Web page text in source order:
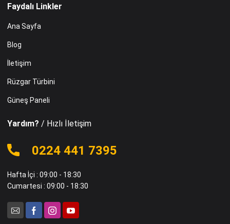
Faydalı Linkler
Ana Sayfa
Blog
İletişim
Rüzgar Türbini
Güneş Paneli
Yardım? / Hızlı İletişim
0224 441 7395
Hafta İçi : 09:00 - 18:30
Cumartesi : 09:00 - 18:30